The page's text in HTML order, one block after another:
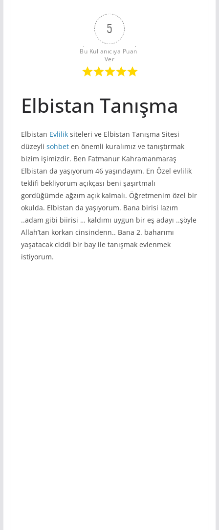
5
Bu Kullanıcıya Puan
Ver
Elbistan Tanışma
Elbistan Evliliksiteleri ve Elbistan Tanışma Sitesi
düzeyli sohbeten önemli kuralımız ve tanıştırmak
bizim işimizdir. Ben Fatmanur Kahramanmaraş
Elbistan da yaşıyorum 46 yaşındayım. En Özel evlilik
teklifi bekliyorum açıkçası beni şaşırtmalı
gordüğümde ağzım açık kalmalı. Öğretmenim özel bir
okulda. Elbistan da yaşıyorum. Bana birisi lazım
..adam gibi biirisi … kaldımı uygun bir eş adayı ..şöyle
Allah’tan korkan cinsindenn.. Bana 2. baharımı
yaşatacak ciddi bir bay ile tanışmak evlenmek
istiyorum.